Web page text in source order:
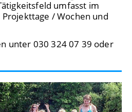
umfasst im
Projekttage / Wochen und
unter 030 324 07 39 oder